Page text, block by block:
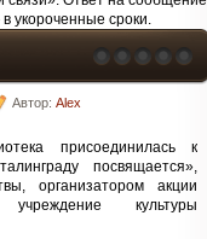
укороченные сроки.
Автор:Alex
присоединилась к
посвящается»,
организатором акции
культуры